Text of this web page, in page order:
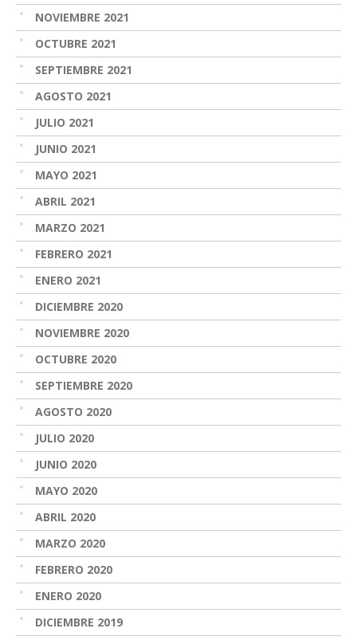
NOVIEMBRE 2021
OCTUBRE 2021
SEPTIEMBRE 2021
AGOSTO 2021
JULIO 2021
JUNIO 2021
MAYO 2021
ABRIL 2021
MARZO 2021
FEBRERO 2021
ENERO 2021
DICIEMBRE 2020
NOVIEMBRE 2020
OCTUBRE 2020
SEPTIEMBRE 2020
AGOSTO 2020
JULIO 2020
JUNIO 2020
MAYO 2020
ABRIL 2020
MARZO 2020
FEBRERO 2020
ENERO 2020
DICIEMBRE 2019